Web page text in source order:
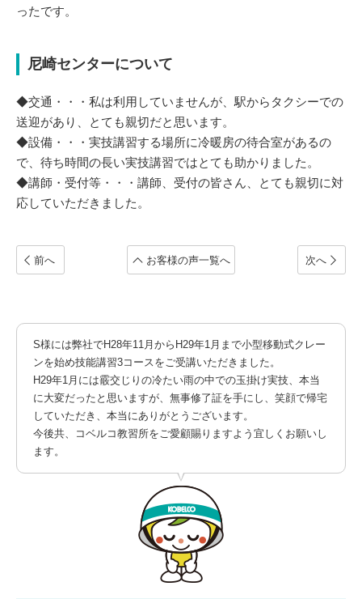
ったです。
尼崎センターについて
◆交通・・・私は利用していませんが、駅からタクシーでの
送迎があり、とても親切だと思います。
◆設備・・・実技講習する場所に冷暖房の待合室があるの
で、待ち時間の長い実技講習ではとても助かりました。
◆講師・受付等・・・講師、受付の皆さん、とても親切に対
応していただきました。
前へ お客様の声一覧へ 次へ
S様には弊社でH28年11月からH29年1月まで小型移動式クレー
ンを始め技能講習3コースをご受講いただきました。
H29年1月には霰交じりの冷たい雨の中での玉掛け実技、本当
に大変だったと思いますが、無事修了証を手にし、笑顔で帰宅
していただき、本当にありがとうございます。
今後共、コベルコ教習所をご愛顧賜りますよう宜しくお願いし
ます。